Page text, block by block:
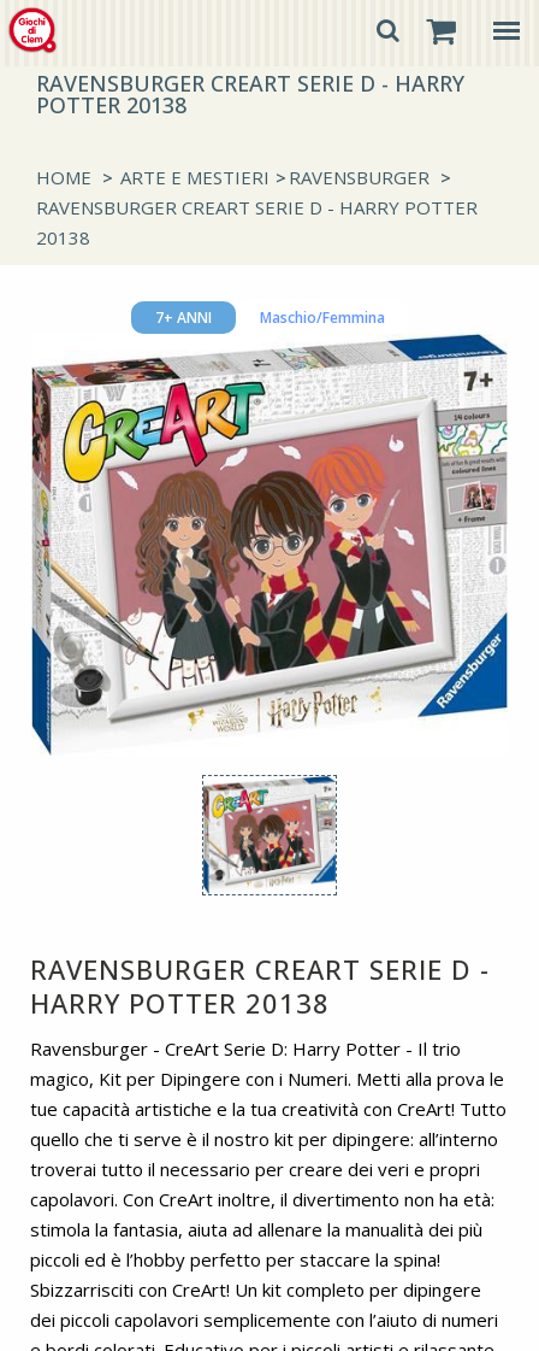
RAVENSBURGER CREART SERIE D - HARRY
POTTER 20138
HOME > ARTE E MESTIERI > RAVENSBURGER >
RAVENSBURGER CREART SERIE D - HARRY POTTER
20138
7+ ANNI Maschio/Femmina
RAVENSBURGER CREART SERIE D -
HARRY POTTER 20138
Ravensburger - CreArt Serie D: Harry Potter - Il trio
magico, Kit per Dipingere con i Numeri. Metti alla prova le
tue capacità artistiche e la tua creatività con CreArt! Tutto
quello che ti serve è il nostro kit per dipingere: all’interno
troverai tutto il necessario per creare dei veri e propri
capolavori. Con CreArt inoltre, il divertimento non ha età:
stimola la fantasia, aiuta ad allenare la manualità dei più
piccoli ed è l’hobby perfetto per staccare la spina!
Sbizzarrisciti con CreArt! Un kit completo per dipingere
dei piccoli capolavori semplicemente con l’aiuto di numeri